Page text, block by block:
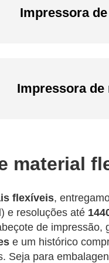
Impressora
Impressora
material
flexíveis,
) e resoluções até
de
e um histórico
para